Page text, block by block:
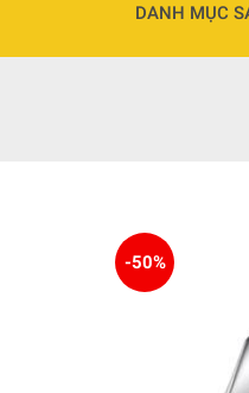
DANH MỤC
-50%